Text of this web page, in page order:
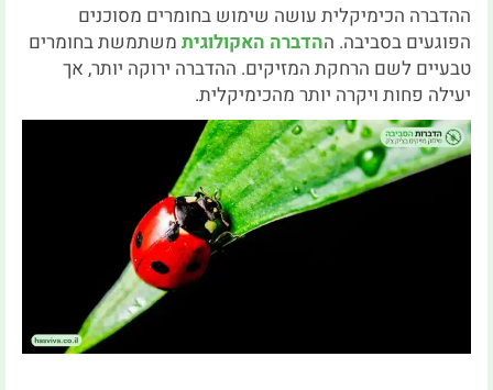
ההדברה הכימיקלית עושה שימוש בחומרים מסוכנים
הפוגעים בסביבה. ההדברה האקולוגית משתמשת בחומרים
טבעיים לשם הרחקת המזיקים. ההדברה ירוקה יותר, אך
יעילה פחות ויקרה יותר מהכימיקלית.